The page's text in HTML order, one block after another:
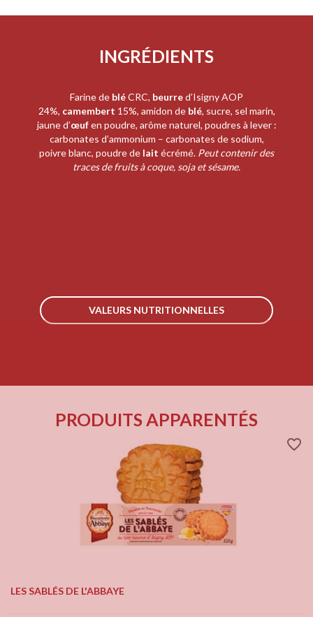
INGRÉDIENTS
Farine de bléCRC, beurred’Isigny AOP
24%, camembert 15%, amidon de blé, sucre, sel marin,
jaune d’œufen poudre, arôme naturel, poudres à lever :
carbonates d’ammonium – carbonates de sodium,
poivre blanc, poudre de lait écrémé. Peut contenir des
traces de fruits à coque, soja et sésame.
VALEURS NUTRITIONNELLES
PRODUITS APPARENTÉS
favorite_border
LES SABLÉS DE L'ABBAYE